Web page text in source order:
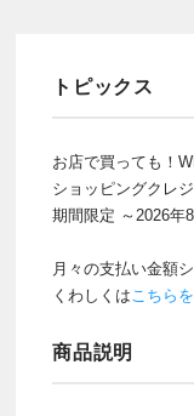
トピックス
お店で買っても！
ショッピングクレ
期間限定 ～2026年
月々の支払い金額
くわしくは こちら
商品説明